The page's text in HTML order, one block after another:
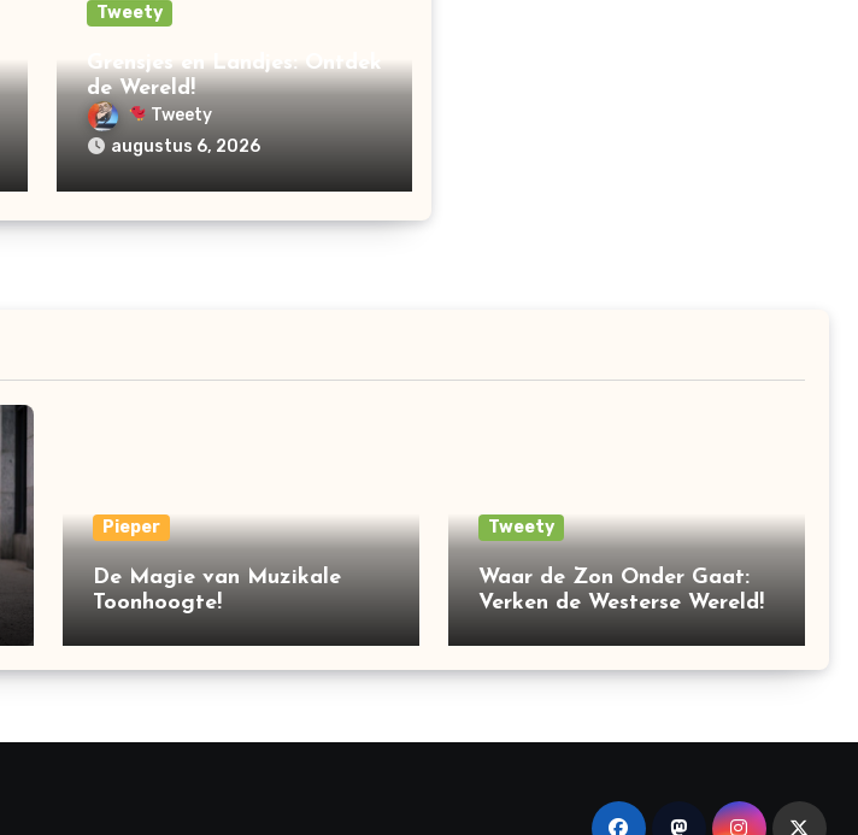
Tweety
Grensjes en Landjes: Ontdek
de Wereld!
Tweety
augustus 6, 2026
Pieper
De Magie van Muzikale
Toonhoogte!
Tweety
Waar de Zon Onder Gaat:
Verken de Westerse Wereld!